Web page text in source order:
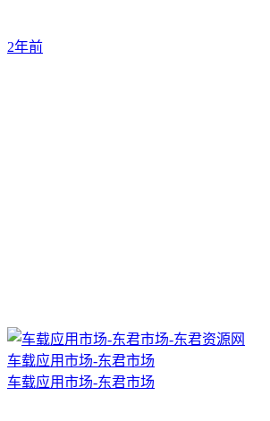
2年前
车载应用市场-东君市场
车载应用市场-东君市场